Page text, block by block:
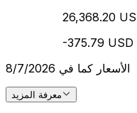
26,368.20
-375.79 USD
الأسعار كما في 8/7/2026
معرفة المزيد